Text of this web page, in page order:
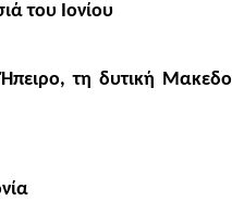
του Ιονίου
τη δυτική